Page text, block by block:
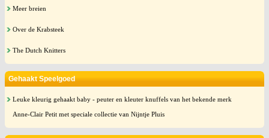
Meer breien
Over de Krabsteek
The Dutch Knitters
Gehaakt Speelgoed
Leuke kleurig gehaakt baby - peuter en kleuter knuffels van het bekende merk
Anne-Clair Petit met speciale collectie van Nijntje Pluis